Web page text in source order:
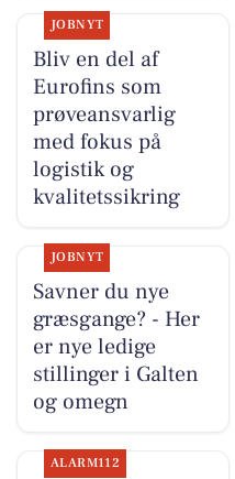
JOBNYT
Bliv en del af
Eurofins som
prøveansvarlig
med fokus på
logistik og
kvalitetssikring
JOBNYT
Savner du nye
græsgange? - Her
er nye ledige
stillinger i Galten
og omegn
ALARM112